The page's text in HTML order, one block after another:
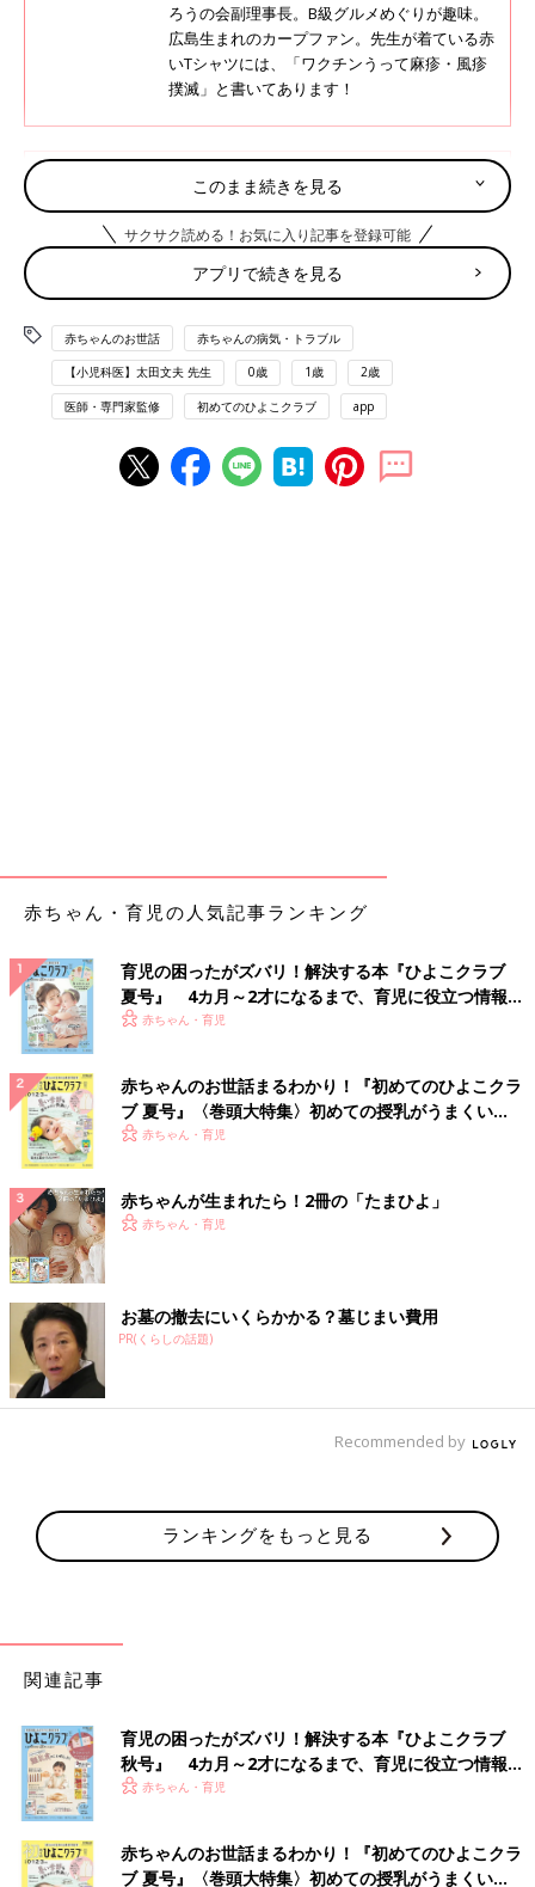
ろうの会副理事長。B級グルメめぐりが趣味。
広島生まれのカープファン。先生が着ている赤
いTシャツには、「ワクチンうって麻疹・風疹
撲滅」と書いてあります！
【産後初外出】健診・通院以外の赤ちゃ
ん連れの“プチ外出”。みんなは「いつご
ろから」「どこに」出かけているの？
近所を少し歩くような“プチ外出”。初めての赤
ちゃんと一緒の“プチ外出”は、生後何カ月ごろ
にしたファミリーが多いのでしょうか？ 健診
や通院以外の“プチ外出”について、先輩ファミ
リーに聞きました。
予防接種は赤ちゃん、そして社会全体を守るために
必要です
ワクチンの種類は大きく「生ワクチン」「不活化ワクチン」に分
かれ、この種類と接種方法によって、次の予防接種までの間隔が
違います。
「『生ワクチン』とは、生きた病原体の病原性を極力弱めて作っ
たワクチンで、『不活化ワクチン』とは、病原体を殺して作った
ワクチンのことです。
覚えておきたいのは、注射の生ワクチンを接種したあと、次に注
射の生ワクチンを接種する場合は27日以上空ける必要があるとい
けるには、同時接種が有効
同時接種とは2種類以上のワクチンを、1回の通院で接種すること
このまま続きを見る
サクサク読める！お気に入り記事を登録可能
アプリで続きを見る
赤ちゃんのお世話 赤ちゃんの病気・トラブル
【小児科医】太田文夫 先生 0歳 1歳 2歳
医師・専門家監修 初めてのひよこクラブ app
赤ちゃん・育児の人気記事ランキング
育児の困ったがズバリ！解決する本『ひよこクラブ
夏号』 4カ月～2才になるまで、育児に役立つ情報が
いっぱい！
赤ちゃん・育児
赤ちゃんのお世話まるわかり！『初めてのひよこクラ
ブ 夏号』〈巻頭大特集〉初めての授乳がうまくい
く！ おっぱい・ミルクの基本と夏のトラブル 解決テ
赤ちゃん・育児
赤ちゃんが生まれたら！2冊の「たまひよ」
赤ちゃん・育児
お墓の撤去にいくらかかる？墓じまい費用
PR(くらしの話題)
Recommended by
ランキングをもっと見る
関連記事
育児の困ったがズバリ！解決する本『ひよこクラブ
秋号』 4カ月～2才になるまで、育児に役立つ情報が
いっぱい！
赤ちゃん・育児
赤ちゃんのお世話まるわかり！『初めてのひよこクラ
ブ 夏号』〈巻頭大特集〉初めての授乳がうまくい